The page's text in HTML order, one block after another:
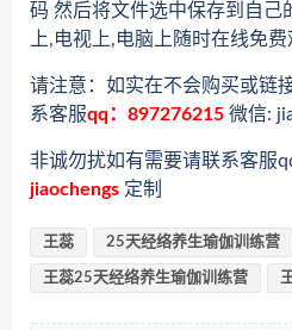
码 然后将文件选中保存到自己
上,电视上,电脑上随时在线免费
请注意：如实在不会购买或链
系客服qq：897276215 微信:
非诚勿扰如有需要请联系客服
jiaochengs 定制
王蕊 25天经络养生瑜伽训练营
王蕊25天经络养生瑜伽训练营